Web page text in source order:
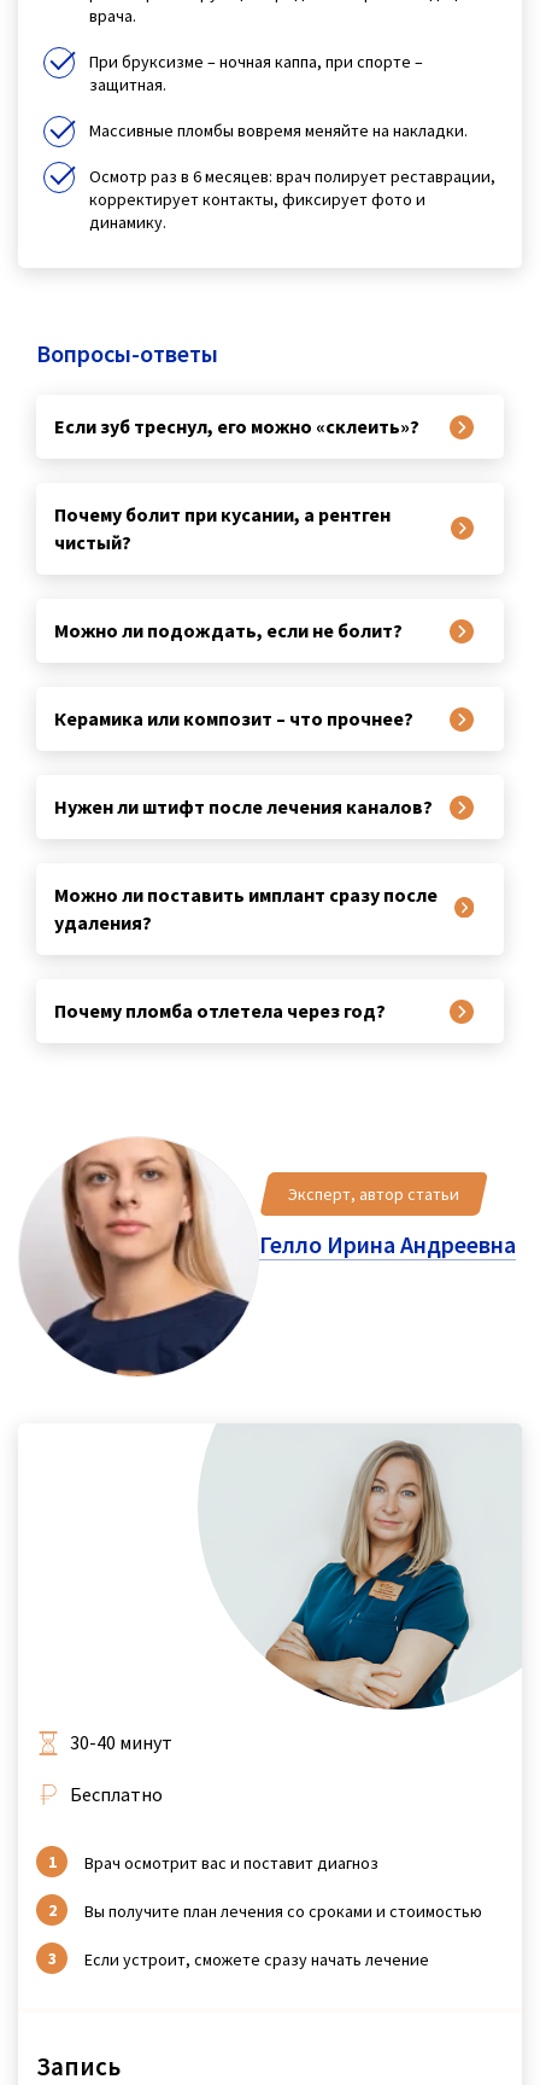
врача.
При бруксизме – ночная каппа, при спорте –
защитная.
Массивные пломбы вовремя меняйте на накладки.
Осмотр раз в 6 месяцев: врач полирует реставрации,
корректирует контакты, фиксирует фото и
динамику.
Вопросы-ответы
Если зуб треснул, его можно «склеить»?
Почему болит при кусании, а рентген
чистый?
Можно ли подождать, если не болит?
Керамика или композит – что прочнее?
Нужен ли штифт после лечения каналов?
Можно ли поставить имплант сразу после
удаления?
Почему пломба отлетела через год?
Эксперт, автор статьи
Гелло Ирина Андреевна
Запись
30-40 минут
Бесплатно
Врач осмотрит вас и поставит диагноз
Вы получите план лечения со сроками и стоимостью
Если устроит, сможете сразу начать лечение